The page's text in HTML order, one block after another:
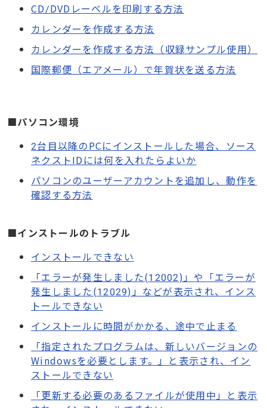
CD/DVDレーベルを印刷する方法
カレンダーを作成する方法
カレンダーを作成する方法（収録サンプル使用）
国際郵便（エアメール）で年賀状を送る方法
■パソコン環境
2台目以降のPCにインストールした場合、ソース
ネクストIDには何を入れたらよいか
パソコンのユーザーアカウントを追加し、動作を
確認する方法
■インストールのトラブル
インストールできない
「エラーが発生しました(12002)」や「エラーが
発生しました(12029)」などが表示され、インス
トールできない
インストールに時間がかかる、途中で止まる
「指定されたプログラムは、新しいバージョンの
Windowsを必要とします。」と表示され、イン
ストールできない
「更新する必要のあるファイルが使用中」と表示